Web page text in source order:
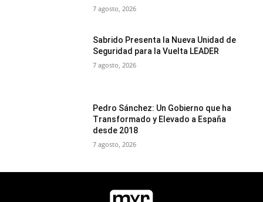
7 agosto, 2026
Sabrido Presenta la Nueva Unidad de
Seguridad para la Vuelta LEADER
7 agosto, 2026
Pedro Sánchez: Un Gobierno que ha
Transformado y Elevado a España
desde 2018
7 agosto, 2026